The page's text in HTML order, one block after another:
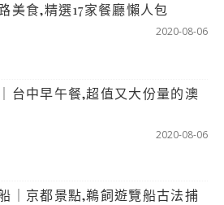
美食,精選17家餐廳懶人包
2020-08-06
台中早午餐,超值又大份量的澳
2020-08-06
｜京都景點,鵜飼遊覽船古法捕